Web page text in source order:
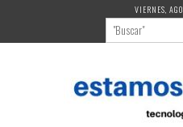
contenido
VIERNES,